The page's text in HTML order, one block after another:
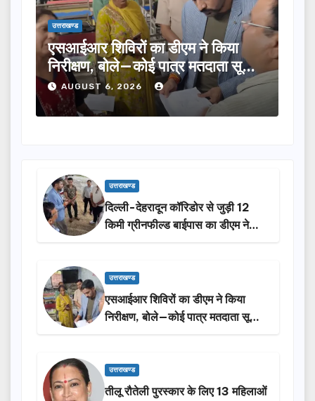
उत्तराखण्ड
तीलू रौतेली पुरस्कार के लिए 13 महिलाओं
का चयन, 35 आंगनबाड़ी कार्यकर्तियां भी
होंगी सम्मानित…
AUGUST 6, 2026
उत्तराखण्ड
दिल्ली-देहरादून कॉरिडोर से जुड़ी 12
किमी ग्रीनफील्ड बाईपास का डीएम ने
किया निरीक्षण…
उत्तराखण्ड
एसआईआर शिविरों का डीएम ने किया
निरीक्षण, बोले—कोई पात्र मतदाता सूची
से न छूटे…
उत्तराखण्ड
तीलू रौतेली पुरस्कार के लिए 13 महिलाओं